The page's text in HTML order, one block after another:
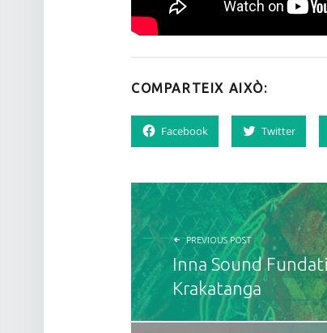
COMPARTEIX AIXÒ:
Facebook Twitter
NAVEGACIÓ D'ENTRADES
PREVIOUS POST
Inna Sound
Krakatanga